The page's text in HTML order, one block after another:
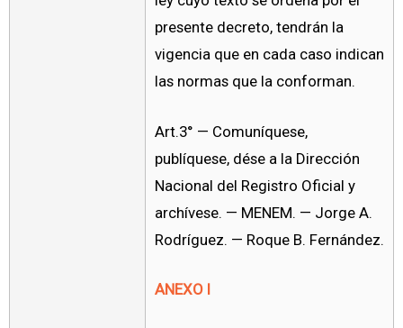
presente decreto, tendrán la
vigencia que en cada caso indican
las normas que la conforman.
Art.3° — Comuníquese,
publíquese, dése a la Dirección
Nacional del Registro Oficial y
archívese. — MENEM. — Jorge A.
Rodríguez. — Roque B. Fernández.
ANEXO I